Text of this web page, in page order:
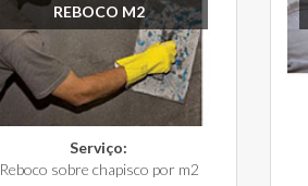
REBOCO M2
Serviço:
Reboco sobre chapisco por m2